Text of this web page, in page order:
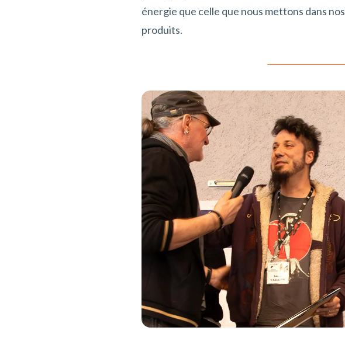
énergie que celle que nous mettons dans nos
produits.